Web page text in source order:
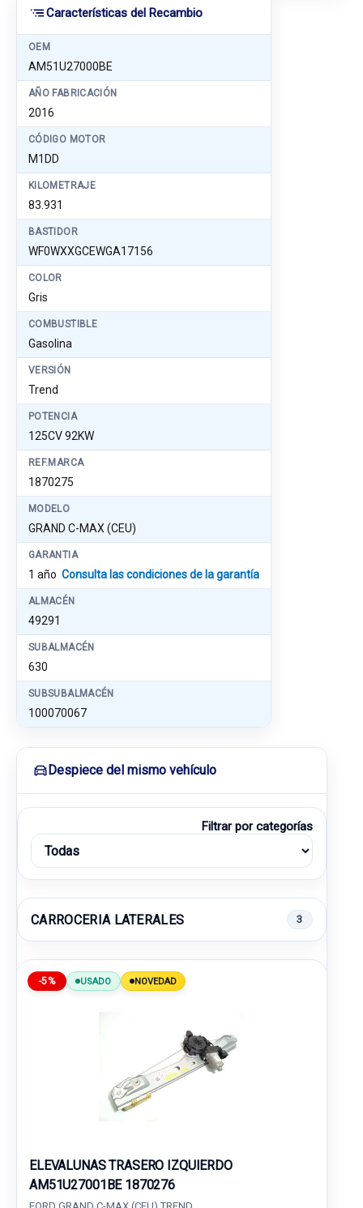
Características del Recambio
OEM
AM51U27000BE
AÑO FABRICACIÓN
2016
CÓDIGO MOTOR
M1DD
KILOMETRAJE
83.931
BASTIDOR
WF0WXXGCEWGA17156
COLOR
Gris
COMBUSTIBLE
Gasolina
VERSIÓN
Trend
POTENCIA
125CV 92KW
REF.MARCA
1870275
MODELO
GRAND C-MAX (CEU)
GARANTIA
1 año Consulta las condiciones de la garantía
ALMACÉN
49291
SUBALMACÉN
630
SUBSUBALMACÉN
100070067
Despiece del mismo vehículo
Filtrar por categorías
CARROCERIA LATERALES 3
-5% USADO NOVEDAD
ELEVALUNAS TRASERO IZQUIERDO
AM51U27001BE 1870276